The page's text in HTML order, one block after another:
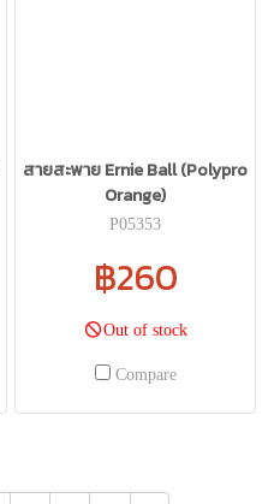
สายสะพาย Ernie Ball (Polypro
Orange)
P05353
฿260
Out of stock
Compare